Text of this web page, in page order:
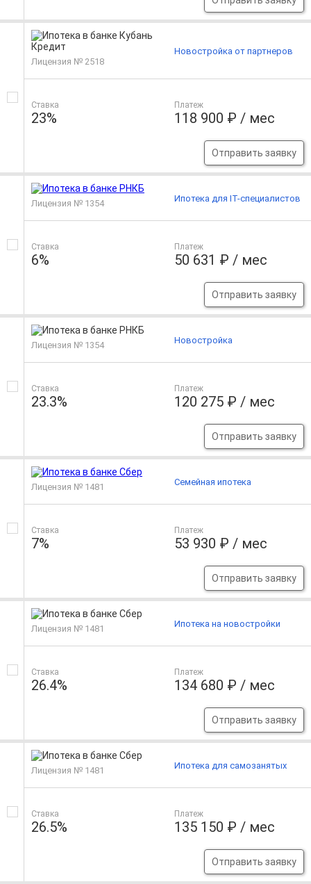
Лицензия № 2518
Ставка
23%
Платеж
118 900 ₽ / мес
Отправить заявку
Новостройка от партнеров
Лицензия № 1354
Ставка
6%
Платеж
50 631 ₽ / мес
Отправить заявку
Ипотека для IT-специалистов
Лицензия № 1354
Ставка
23.3%
Платеж
120 275 ₽ / мес
Отправить заявку
Новостройка
Лицензия № 1481
Ставка
7%
Платеж
53 930 ₽ / мес
Отправить заявку
Семейная ипотека
Лицензия № 1481
Ставка
26.4%
Платеж
134 680 ₽ / мес
Отправить заявку
Ипотека на новостройки
Лицензия № 1481
Ставка
26.5%
Платеж
135 150 ₽ / мес
Отправить заявку
Ипотека для самозанятых